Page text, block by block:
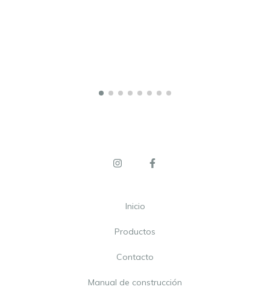
Inicio
Productos
Contacto
Manual de construcción